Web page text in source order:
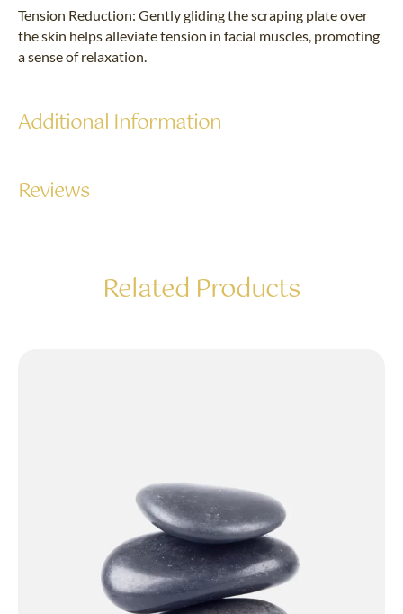
Tension Reduction: Gently gliding the scraping plate over
the skin helps alleviate tension in facial muscles, promoting
a sense of relaxation.
Additional Information
Reviews
Related Products